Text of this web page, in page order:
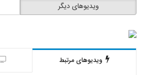
ویدیوهای دیگر
ویدیوهای مرتبط